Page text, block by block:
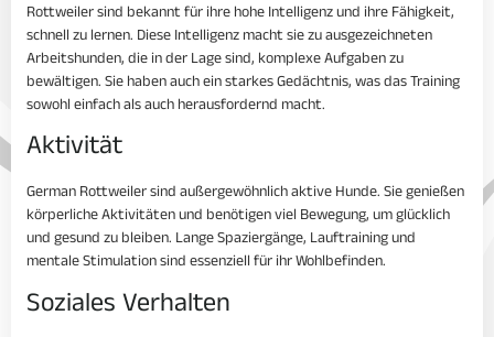
Rottweiler sind bekannt für ihre hohe Intelligenz und ihre Fähigkeit,
schnell zu lernen. Diese Intelligenz macht sie zu ausgezeichneten
Arbeitshunden, die in der Lage sind, komplexe Aufgaben zu
bewältigen. Sie haben auch ein starkes Gedächtnis, was das Training
sowohl einfach als auch herausfordernd macht.
Aktivität
German Rottweiler sind außergewöhnlich aktive Hunde. Sie genießen
körperliche Aktivitäten und benötigen viel Bewegung, um glücklich
und gesund zu bleiben. Lange Spaziergänge, Lauftraining und
mentale Stimulation sind essenziell für ihr Wohlbefinden.
Soziales Verhalten